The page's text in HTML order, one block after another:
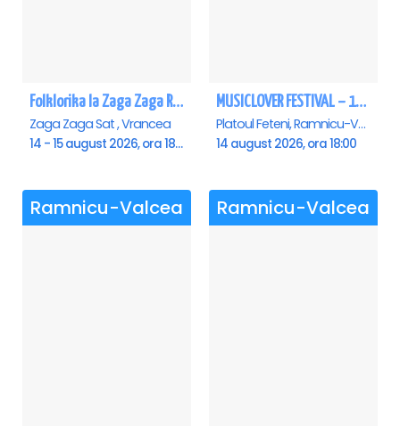
Folklorika la Zaga Zaga Resort - Anulat
Zaga Zaga Sat , Vrancea
14 - 15 august 2026, ora 18:00
MUSICLOVER FESTIVAL – 14 August – Puya, Johny Romano, Shift, Badd G, DJ Matei & Bogdanov
Platoul Feteni, Ramnicu-Valcea
14 august 2026, ora 18:00
Ramnicu-Valcea Ramnicu-Valcea